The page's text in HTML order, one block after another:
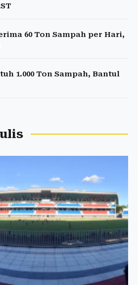
60 Ton Sampah per Hari,
1.000 Ton Sampah, Bantul